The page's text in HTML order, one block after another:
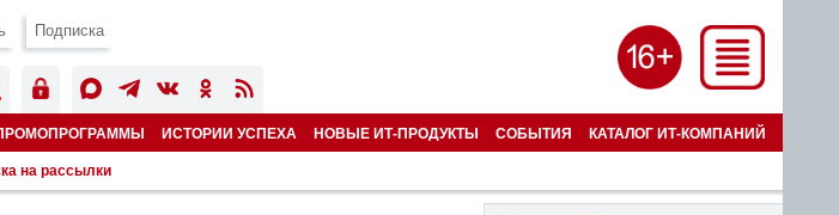
Подписка
ИСТОРИИ УСПЕХА НОВЫЕ ИТ-ПРОДУКТЫ СОБЫТИЯ КАТАЛОГ ИТ-КОМПАНИЙ
на рассылки